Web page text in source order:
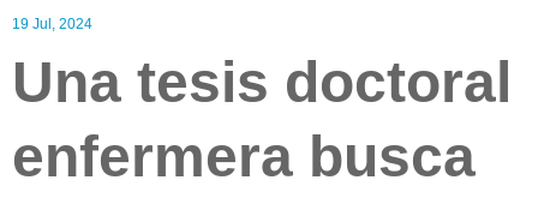
19 Jul, 2024
Una tesis doctoral
enfermera busca